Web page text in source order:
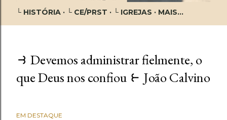
└ HISTÓRIA └ CE/PRST └ IGREJAS MAIS…
⥽ Devemos administrar fielmente, o
que Deus nos confiou ⥼ João Calvino
EM DESTAQUE